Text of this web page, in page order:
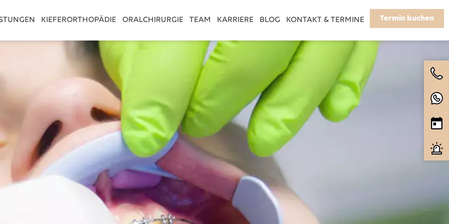
KIEFERORTHOPÄDIE ORALCHIRURGIE TEAM KARRIERE BLOG KONTAKT & TERMINE Termin buchen